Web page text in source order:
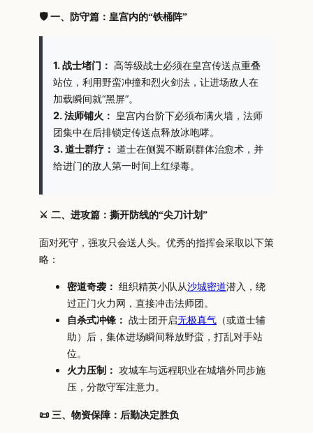
🛡️ 一、防守篇：皇宫内的“铁桶阵”
1. 战士堵门： 高等级战士必须在皇宫传送点重叠
站位，利用野蛮冲撞和烈火剑法，让进场敌人在
加载瞬间就“黑屏”。
2. 法师铺火： 皇宫内台阶下必须布满火墙，法师
团集中在后排锁定传送点释放冰咆哮。
3. 道士群疗： 道士在侧翼不断刷群体治愈术，并
给进门的敌人第一时间上红绿毒。
⚔️ 二、进攻篇：撕开防线的“尖刀计划”
面对死守，强攻只会送人头。优秀的指挥会采取以下策
略：
密道奇袭： 组织精英小队从沙城密道潜入，绕
过正门火力网，直接冲击法师团。
自杀式冲锋： 战士团开启无极真气 （或道士辅
助）后，集体进场瞬间释放野蛮，打乱对手站
位。
火力压制： 攻城车与远程职业在城墙外同步施
压，分散守军注意力。
📜 三、物资保障：后勤决定胜负